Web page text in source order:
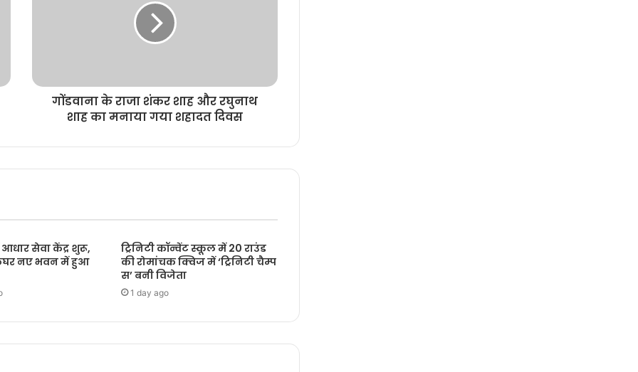
गोंडवाना के राजा शंकर शाह और रघुनाथ
शाह का मनाया गया शहादत दिवस
सेवा केंद्र शुरू,
नए भवन में हुआ
ट्रिनिटी कॉन्वेंट स्कूल में 20 राउंड
की रोमांचक क्विज में ‘ट्रिनिटी चैम्प
स’ बनी विजेता
1 day ago